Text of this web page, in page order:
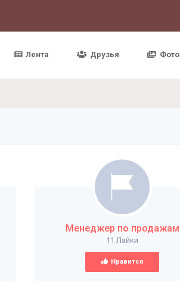
Лента Друзья Фото
Менеджер по продажам
11 Лайки
Нравится